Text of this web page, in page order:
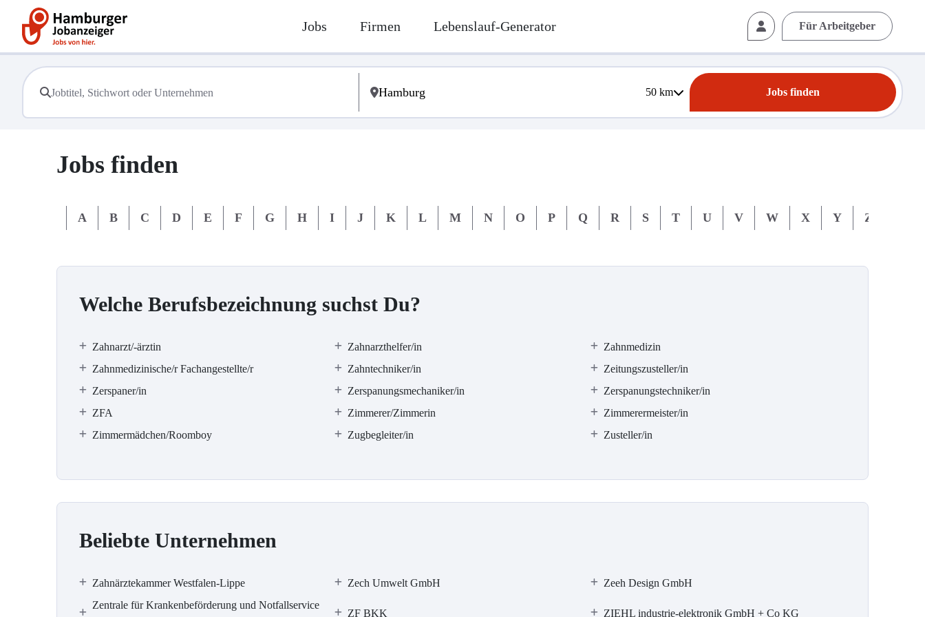
Jobs Firmen Lebenslauf-Generator Für Arbeitgeber
50km Jobs finden
Jobs finden
A B C D E F G H I J K L M N O P Q R S T U V W X Y Z
Welche Berufsbezeichnung suchst Du?
Zahnarzt/-ärztin Zahnarzthelfer/in
Zahnmedizin
Zahnmedizinische/r Fachangestellte/r
Zahntechniker/in
Zeitungszusteller/in
Zerspaner/in
Zerspanungsmechaniker/in
Zerspanungstechniker/in
ZFA
Zimmerer/Zimmerin
Zimmerermeister/in
Zimmermädchen/Roomboy
Zugbegleiter/in Zusteller/in
Beliebte Unternehmen
Zahnärztekammer Westfalen-Lippe Zech Umwelt GmbH
Zeeh Design GmbH
Zentrale für Krankenbeförderung und Notfallservice
ZF BKK ZIEHL industrie-elektronik GmbH + Co KG